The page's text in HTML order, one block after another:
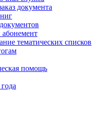
документа
тематических списков
помощь